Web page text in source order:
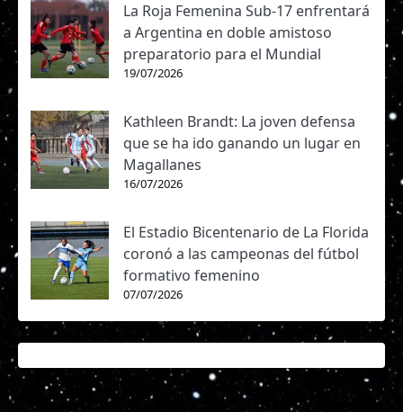
La Roja Femenina Sub-17 enfrentará
a Argentina en doble amistoso
preparatorio para el Mundial
19/07/2026
Kathleen Brandt: La joven defensa
que se ha ido ganando un lugar en
Magallanes
16/07/2026
El Estadio Bicentenario de La Florida
coronó a las campeonas del fútbol
formativo femenino
07/07/2026